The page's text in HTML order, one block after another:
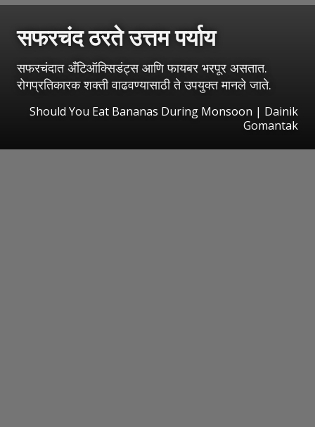
सफरचंद ठरते उत्तम पर्याय
सफरचंदात अँटिऑक्सिडंट्स आणि फायबर भरपूर असतात.
रोगप्रतिकारक शक्ती वाढवण्यासाठी ते उपयुक्त मानले जाते.
Should You Eat Bananas During Monsoon | Dainik
Gomantak